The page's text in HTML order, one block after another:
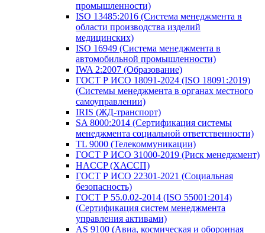
промышленности)
ISO 13485:2016 (Система менеджмента в
области производства изделий
медицинских)
ISO 16949 (Система менеджмента в
автомобильной промышленности)
IWA 2:2007 (Образование)
ГОСТ Р ИСО 18091-2024 (ISO 18091:2019)
(Системы менеджмента в органах местного
самоуправлении)
IRIS (ЖД-транспорт)
SA 8000:2014 (Сертификация системы
менеджмента социальной ответственности)
TL 9000 (Телекоммуникации)
ГОСТ Р ИСО 31000-2019 (Риск менеджмент)
HACCP (ХАССП)
ГОСТ Р ИСО 22301-2021 (Социальная
безопасность)
ГОСТ Р 55.0.02-2014 (ISO 55001:2014)
(Сертификация систем менеджмента
управления активами)
AS 9100 (Авиа, космическая и оборонная